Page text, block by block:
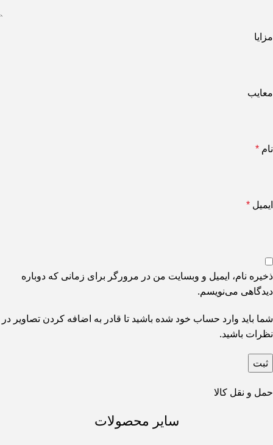
مزایا
معایب
نام *
ایمیل *
ذخیره نام، ایمیل و وبسایت من در مرورگر برای زمانی که دوباره
دیدگاهی می‌نویسم.
شما باید وارد حساب خود شده باشید تا قادر به اضافه کردن تصاویر در
نظرات باشید.
حمل و نقل کالا
سایر محصولات